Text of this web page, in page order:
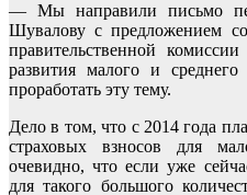
— Мы направили письмо
Шувалову с предложением
правительственной
развития малого и
проработать эту тему.
Дело в том, что с 2014 года
страховых взносов для
очевидно, что если уже
для такого большого